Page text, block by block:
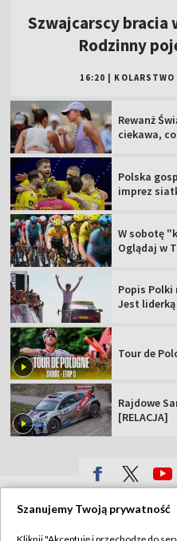
Szwajcarscy bracia
Rodzinny
16:20 KOLARSTWO
Rewanż
ciekawa,
Polska
imprez
W sobotę
Oglądaj w
Popis Polki
Jest liderką
Tour de
Rajdowe
[RELACJA]
Szanujemy Twoją prywatność